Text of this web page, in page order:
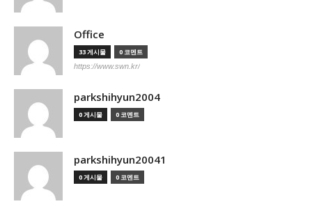
Office
33 게시물 0 코멘트
https://www.swn.kr/
parkshihyun2004
0 게시물 0 코멘트
parkshihyun20041
0 게시물 0 코멘트